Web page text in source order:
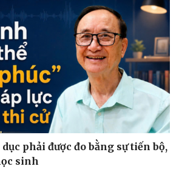
phải được đo bằng sự tiến bộ,
sinh